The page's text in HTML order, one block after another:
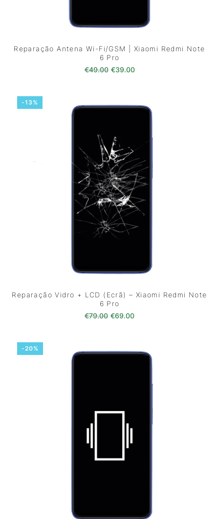
Reparação Antena Wi-Fi/GSM | Xiaomi Redmi Note
6 Pro
€49.00 O preço original era: €49.00.
€39.00O preço atual é:
-13%
Reparação Vidro + LCD (Ecrã) – Xiaomi Redmi Note
6 Pro
€79.00 O preço original era: €79.00.
€69.00O preço atual é:
-20%